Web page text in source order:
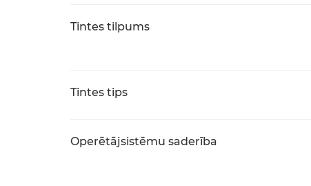
Tintes tilpums
Tintes tips
Operētājsistēmu saderība